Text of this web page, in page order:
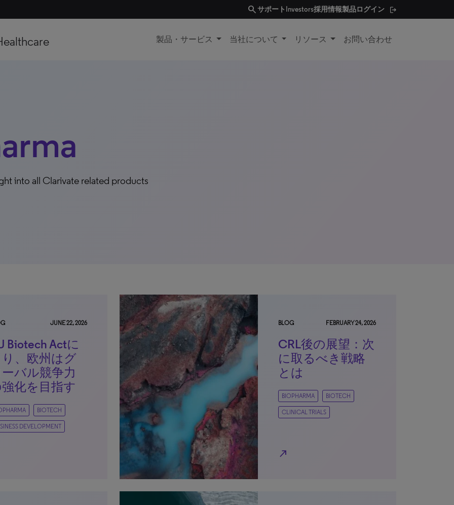
searchサポート Investors採用情報製品ログイン
製品・サービス 当社について リソース お問い合わせ
into all Clarivate related products
JUNE 22, 2026
Biotech Actに
り、欧州はグ
ーバル競争力
化を目指す
BIOTECH
DEVELOPMENT
BLOG FEBRUARY 24, 2026
CRL後の展望：次
に取るべき戦略
とは
BIOPHARMA BIOTECH
CLINICAL TRIALS
north_east